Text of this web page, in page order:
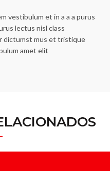
vestibulum et in a a a purus
lectus nisl class
dictumst mus et tristique
amet elit